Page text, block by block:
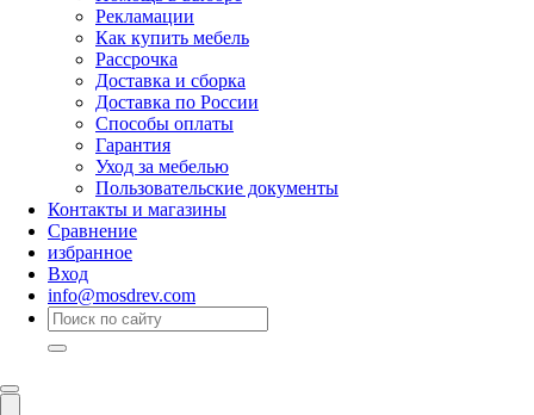
Рекламации
Как купить мебель
Рассрочка
Доставка и сборка
Доставка по России
Способы оплаты
Гарантия
Уход за мебелью
Пользовательские документы
Контакты и магазины
Сравнение
избранное
Вход
info@mosdrev.com